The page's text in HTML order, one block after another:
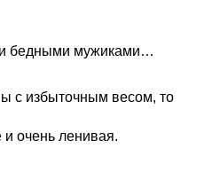
бедными мужиками…
с избыточным весом, то
и очень ленивая.